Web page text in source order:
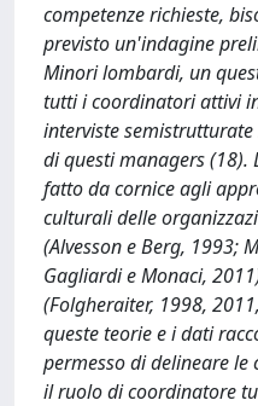
competenze richieste,
previsto un'indagine
Minori lombardi, un
tutti i coordinatori attivi
interviste
di questi managers (18).
fatto da cornice agli
culturali delle
(Alvesson e Berg, 1993;
Gagliardi e Monaci,
(Folgheraiter, 1998,
queste teorie e i dati
permesso di delineare le
il ruolo di coordinatore